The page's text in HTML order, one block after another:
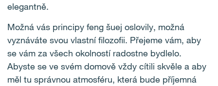
elegantně.
Možná vás principy feng šuej oslovily, možná
vyznáváte svou vlastní filozofii. Přejeme vám, aby
se vám za všech okolností radostne bydlelo.
Abyste se ve svém domově vždy cítili skvěle a aby
měl tu správnou atmosféru, která bude příjemná